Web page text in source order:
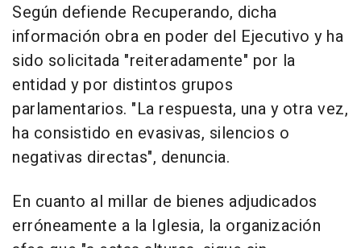
Según defiende Recuperando, dicha
información obra en poder del Ejecutivo y ha
sido solicitada "reiteradamente" por la
entidad y por distintos grupos
parlamentarios. "La respuesta, una y otra vez,
ha consistido en evasivas, silencios o
negativas directas", denuncia.
En cuanto al millar de bienes adjudicados
erróneamente a la Iglesia, la organización